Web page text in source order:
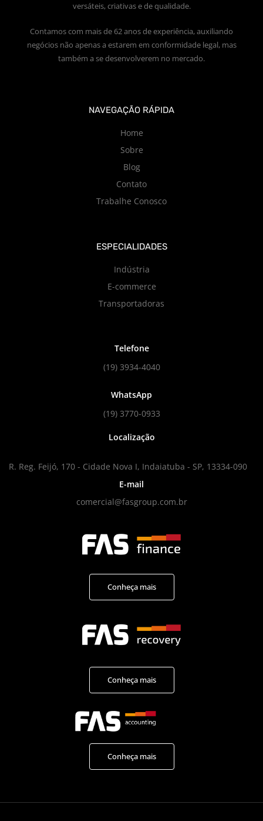
versáteis, criativas e de qualidade.
Contamos com mais de 62 anos de experiência, auxiliando
negócios não apenas a estarem em conformidade legal, mas
também a se desenvolverem no mercado.
NAVEGAÇÃO RÁPIDA
Home
Sobre
Blog
Contato
Trabalhe Conosco
ESPECIALIDADES
Indústria
E-commerce
Transportadoras
Telefone
(19) 3934-4040
WhatsApp
(19) 3770-0933
Localização
R. Reg. Feijó, 170 - Cidade Nova I, Indaiatuba - SP, 13334-090
E-mail
comercial@fasgroup.com.br
Conheça mais
Conheça mais
Conheça mais